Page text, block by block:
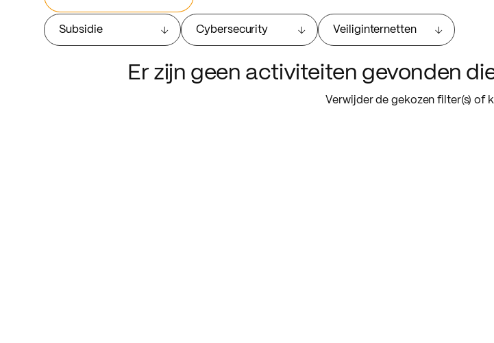
Subsidie Cybersecurity Veiliginternetten
Er zijn geen activiteiten gevonden
Verwijder de gekozen filter(s) of